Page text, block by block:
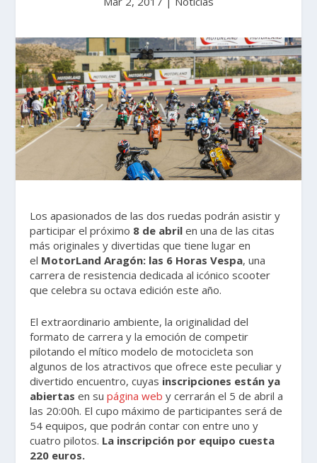
Los apasionados de las dos ruedas podrán asistir y
participar el próximo 8 de abril en una de las citas
más originales y divertidas que tiene lugar en
el MotorLand Aragón: las 6 Horas Vespa, una
carrera de resistencia dedicada al icónico scooter
que celebra su octava edición este año.
El extraordinario ambiente, la originalidad del
formato de carrera y la emoción de competir
pilotando el mítico modelo de motocicleta son
algunos de los atractivos que ofrece este peculiar y
divertido encuentro, cuyas inscripciones están ya
abiertas en supágina web y cerrarán el 5 de abril a
las 20:00h. El cupo máximo de participantes será de
54 equipos, que podrán contar con entre uno y
cuatro pilotos. La inscripción por equipo cuesta
220 euros.